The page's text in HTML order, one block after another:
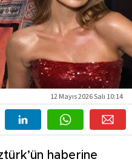
12 Mayıs 2026 Salı 10:14
haberine